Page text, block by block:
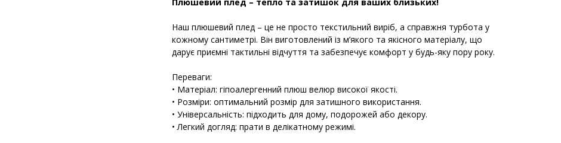
Наш плюшевий плед – це не просто текстильний виріб, а справжня турбота у
кожному сантиметрі. Він виготовлений із м’якого та якісного матеріалу, що
дарує приємні тактильні відчуття та забезпечує комфорт у будь-яку пору року.
Переваги:
• Матеріал: гіпоалергенний плюш велюр високої якості.
• Розміри: оптимальний розмір для затишного використання.
• Універсальність: підходить для дому, подорожей або декору.
• Легкий догляд: прати в делікатному режимі.